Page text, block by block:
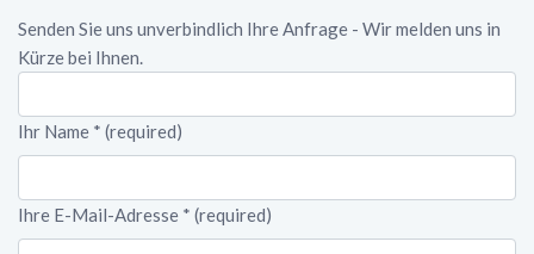
Senden Sie uns unverbindlich Ihre Anfrage - Wir melden uns in
Kürze bei Ihnen.
Ihr Name * (required)
Ihre E-Mail-Adresse * (required)